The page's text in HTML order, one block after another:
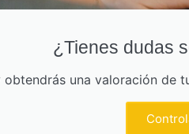
¿Tienes dudas
una valoración de